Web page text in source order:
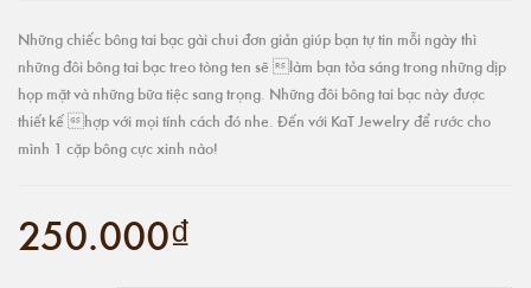
Những chiếc bông tai bạc gài chui đơn giản giúp bạn tự tin mỗi ngày thì
những đôi bông tai bạc treo tòng ten sẽ làm bạn tỏa sáng trong những dịp
họp mặt và những bữa tiệc sang trọng. Những đôi bông tai bạc này được
thiết kế hợp với mọi tính cách đó nhe. Đến với KaT Jewelry để rước cho
mình 1 cặp bông cực xinh nào!
250.000₫